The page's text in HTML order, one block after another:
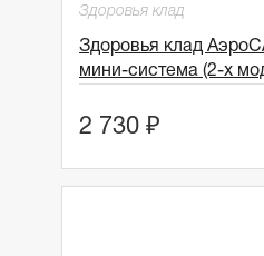
Здоровья клад
Здоровья клад
мини-система (2-х
2 730 ₽